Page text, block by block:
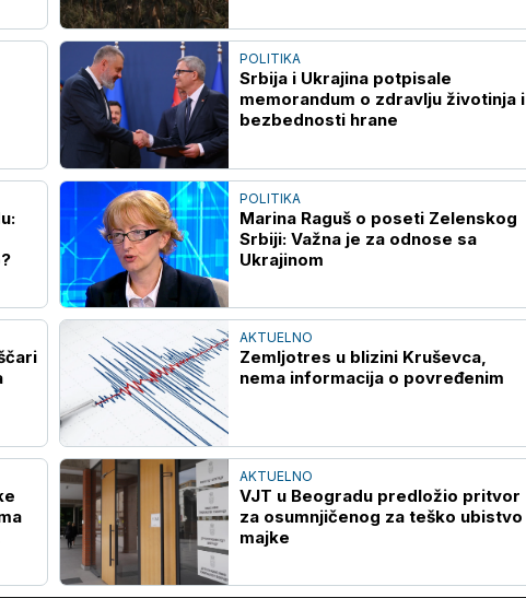
POLITIKA
Srbija i Ukrajina potpisale
memorandum o zdravlju životinja i
bezbednosti hrane
POLITIKA
Marina Raguš o poseti Zelenskog
Srbiji: Važna je za odnose sa
Ukrajinom
AKTUELNO
Zemljotres u blizini Kruševca,
nema informacija o povređenim
AKTUELNO
VJT u Beogradu predložio pritvor
za osumnjičenog za teško ubistvo
majke